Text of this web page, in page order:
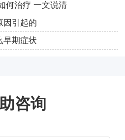
何治疗 一文说清
因引起的
早期症状
咨询